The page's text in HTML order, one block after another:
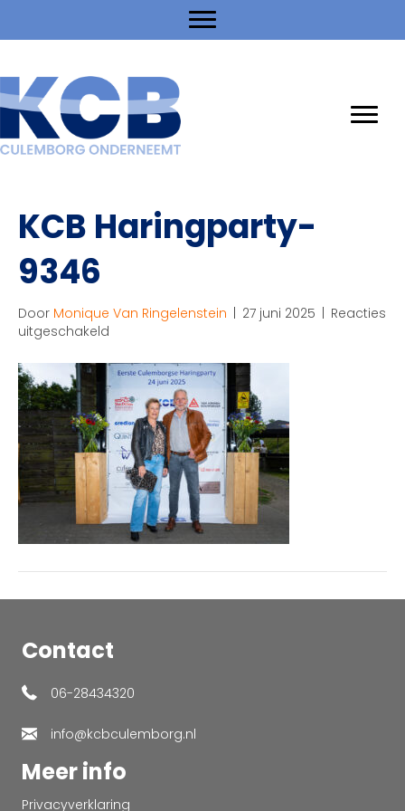
KCB Haringparty-
9346
Door Monique Van Ringelenstein | 27 juni 2025 | Reacties
uitgeschakeld
Haringparty-
9346
Contact
06-28434320
info@kcbculemborg.nl
Meer info
Privacyverklaring